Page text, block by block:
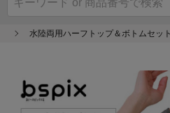
水陸両用ハーフトップ＆ボトムセッ